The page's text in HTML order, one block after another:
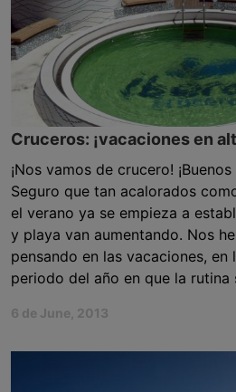
Cruceros: ¡vacaciones en
¡Nos vamos de crucero!
Seguro que tan acalorados
el verano ya se empieza a
y playa van aumentando. Nos
pensando en las vacaciones, en
periodo del año en que la rutina
6 de June, 2013